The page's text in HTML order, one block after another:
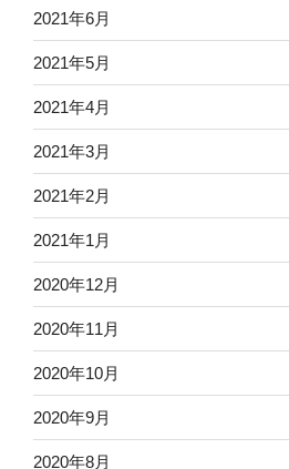
2021年6月
2021年5月
2021年4月
2021年3月
2021年2月
2021年1月
2020年12月
2020年11月
2020年10月
2020年9月
2020年8月